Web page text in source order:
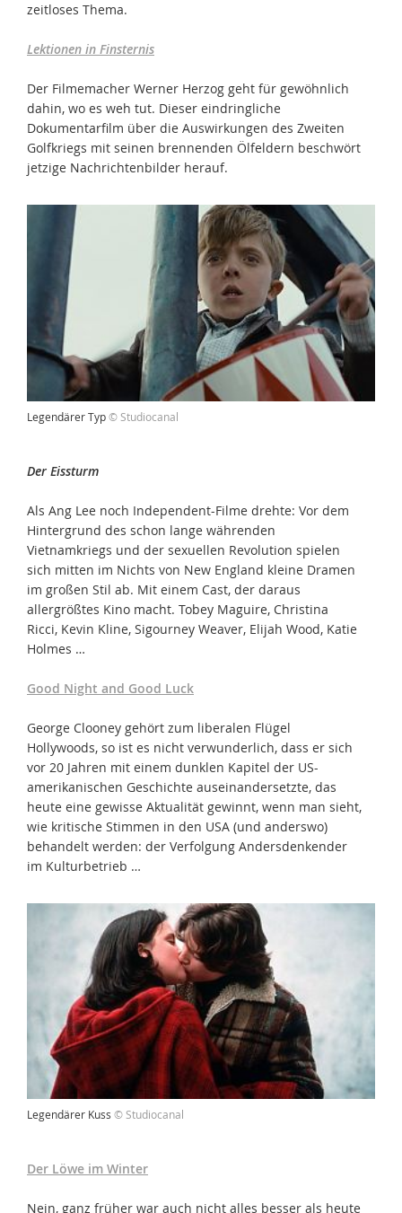
zeitloses Thema.
Lektionen in Finsternis
Der Filmemacher Werner Herzog geht für gewöhnlich
dahin, wo es weh tut. Dieser eindringliche
Dokumentarfilm über die Auswirkungen des Zweiten
Golfkriegs mit seinen brennenden Ölfeldern beschwört
jetzige Nachrichtenbilder herauf.
Legendärer Typ© Studiocanal
Der Eissturm
Als Ang Lee noch Independent-Filme drehte: Vor dem
Hintergrund des schon lange währenden
Vietnamkriegs und der sexuellen Revolution spielen
sich mitten im Nichts von New England kleine Dramen
im großen Stil ab. Mit einem Cast, der daraus
allergrößtes Kino macht. Tobey Maguire, Christina
Ricci, Kevin Kline, Sigourney Weaver, Elijah Wood, Katie
Holmes …
Good Night and Good Luck
George Clooney gehört zum liberalen Flügel
Hollywoods, so ist es nicht verwunderlich, dass er sich
vor 20 Jahren mit einem dunklen Kapitel der US-
amerikanischen Geschichte auseinandersetzte, das
heute eine gewisse Aktualität gewinnt, wenn man sieht,
wie kritische Stimmen in den USA (und anderswo)
behandelt werden: der Verfolgung Andersdenkender
im Kulturbetrieb …
Legendärer Kuss © Studiocanal
Der Löwe im Winter
Nein, ganz früher war auch nicht alles besser als heute